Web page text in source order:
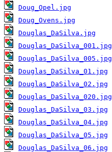
Doug_Opel.jpg
Doug_Ovens.jpg
Douglas_DaSilva.jpg
Douglas_DaSilva_001.jpg
Douglas_DaSilva_005.jpg
Douglas_DaSilva_01.jpg
Douglas_DaSilva_02.jpg
Douglas_DaSilva_020.jpg
Douglas_DaSilva_03.jpg
Douglas_DaSilva_04.jpg
Douglas_DaSilva_05.jpg
Douglas_DaSilva_06.jpg